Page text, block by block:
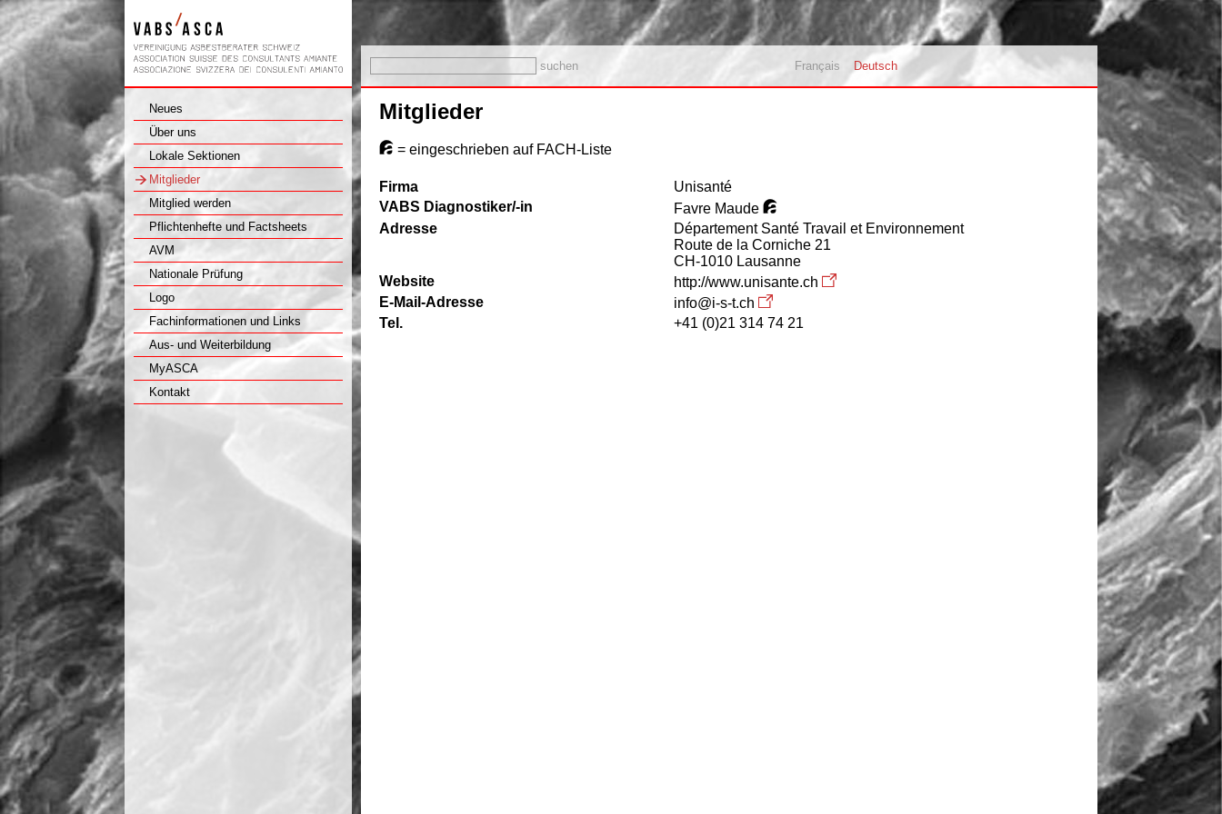
Neues
Über uns
Lokale Sektionen
Mitglieder
Mitglied werden
Pflichtenhefte und Factsheets
AVM
Nationale Prüfung
Logo
Fachinformationen und Links
Aus- und Weiterbildung
MyASCA
Kontakt
suchen Français Deutsch
Mitglieder
= eingeschrieben auf FACH-Liste
Firma
Unisanté
VABS Diagnostiker/-in
Favre Maude
Adresse
Département Santé Travail et Environnement
Route de la Corniche 21
CH-1010 Lausanne
Website
http://www.unisante.ch
E-Mail-Adresse
info@i-s-t.ch
Tel.
+41 (0)21 314 74 21